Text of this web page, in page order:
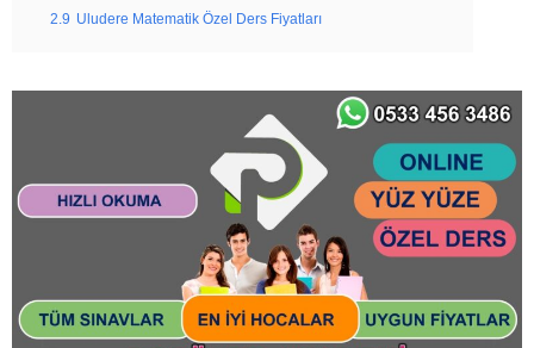
2.9 Uludere Matematik Özel Ders Fiyatları